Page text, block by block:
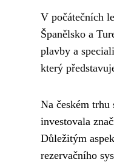
V počátečních
Španělsko a
plavby a
který
Na českém
investovala
Důležitým
rezervačního